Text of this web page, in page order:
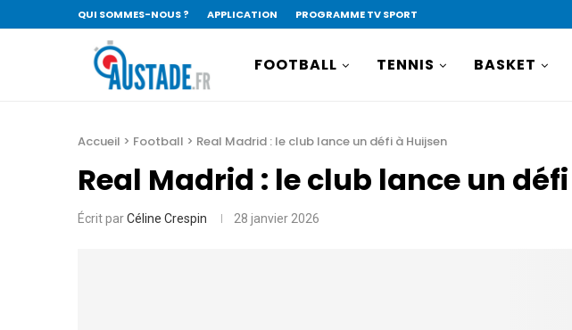
QUI SOMMES-NOUS ? APPLICATION PROGRAMME TV SPORT
FOOTBALL TENNIS BASKET
Accueil > Football > Real Madrid : le club lance un défi à Huijsen
Real Madrid : le club lance un
Écrit parCéline Crespin 28 janvier 2026